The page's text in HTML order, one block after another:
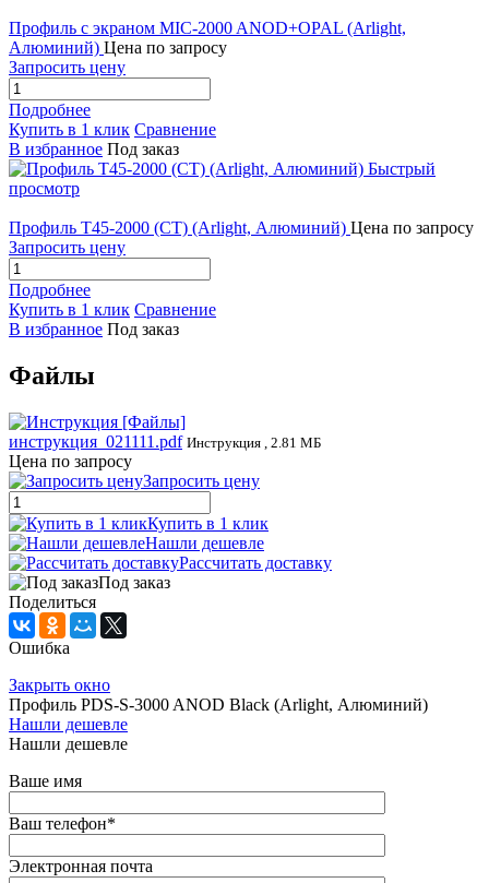
Профиль с экраном MIC-2000 ANOD+OPAL (Arlight,
Алюминий) Цена по запросу
Запросить цену
Подробнее
Купить в 1 клик Сравнение
В избранное Под заказ
Быстрый
просмотр
Профиль T45-2000 (CT) (Arlight, Алюминий) Цена по запросу
Запросить цену
Подробнее
Купить в 1 клик Сравнение
В избранное Под заказ
Файлы
инструкция_021111.pdf Инструкция , 2.81 МБ
Цена по запросу
Запросить цену
Купить в 1 клик
Нашли дешевле
Рассчитать доставку
Под заказ
Поделиться
Ошибка
Закрыть окно
Профиль PDS-S-3000 ANOD Black (Arlight, Алюминий)
Нашли дешевле
Нашли дешевле
Ваше имя
Ваш телефон*
Электронная почта